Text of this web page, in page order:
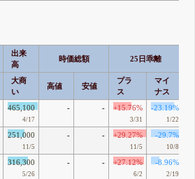
出来
高
時価総額 25日乖離
大商
い
高値 安値
プラ
ス
マイ
ナス
465,100
4/17
- - +15.76%
3/31
-23.19%
1/22
251,000
11/5
- - +29.27%
11/5
-29.7%
10/8
316,300
5/26
- - +27.12%
6/2
-8.96%
2/19